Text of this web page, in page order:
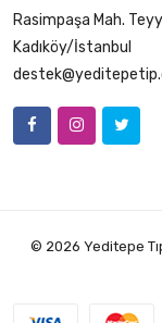
Rasimpaşa Mah.
Kadıköy/İstanbul
© 2026 Yeditepe